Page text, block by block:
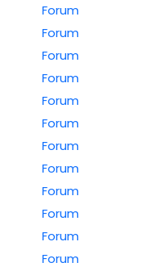
Forum
Forum
Forum
Forum
Forum
Forum
Forum
Forum
Forum
Forum
Forum
Forum